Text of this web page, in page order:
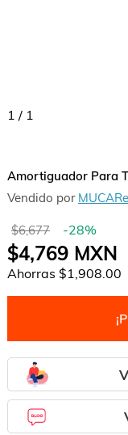
1 / 1
Amortiguador Para
Vendido por
$6,677 -28%
$4,769MXN
Ahorras $1,908.00